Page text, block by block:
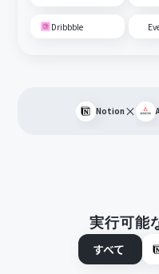
Dribbble
Notion ×
実行可能
すべて